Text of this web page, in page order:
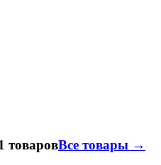
товаровВсе товары →